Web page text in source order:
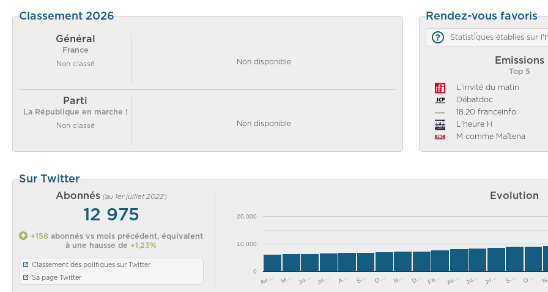
Classement 2026
Général
France
Non classé Non disponible
Parti
La République en marche !
Non classé Non disponible
Rendez-vous favoris
Statistiques établies sur
Emissions
Top 5
L'invité du matin
Débatdoc
18.20 franceinfo
L'heure H
M comme Maïtena
Sur Twitter
Abonnés (au 1er juillet 2022)
12 975
+158abonnés vs mois précédent, équivalent
à une hausse de+1,23%
Classement des politiques sur Twitter
Sa page Twitter
Evolution
Av… M… Ju… Ju… A… S… O… N… D… Fé… Av… Ju… Ju… S… O…
0
10,000
20,000